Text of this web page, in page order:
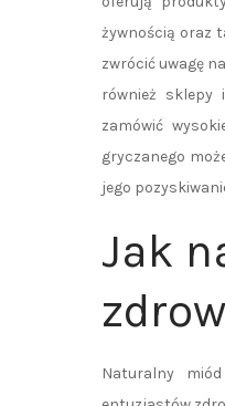
żywnością oraz
zwrócić uwagę
również sklepy
zamówić
gryczanego
jego
Jak
Naturalny